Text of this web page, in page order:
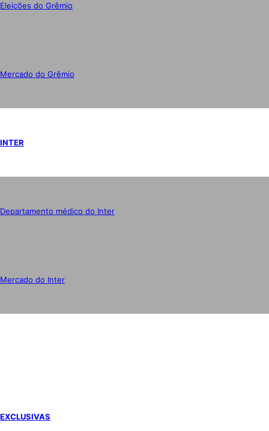
Eleições do Grêmio
Mercado do Grêmio
INTER
Departamento médico do Inter
Mercado do Inter
EXCLUSIVAS